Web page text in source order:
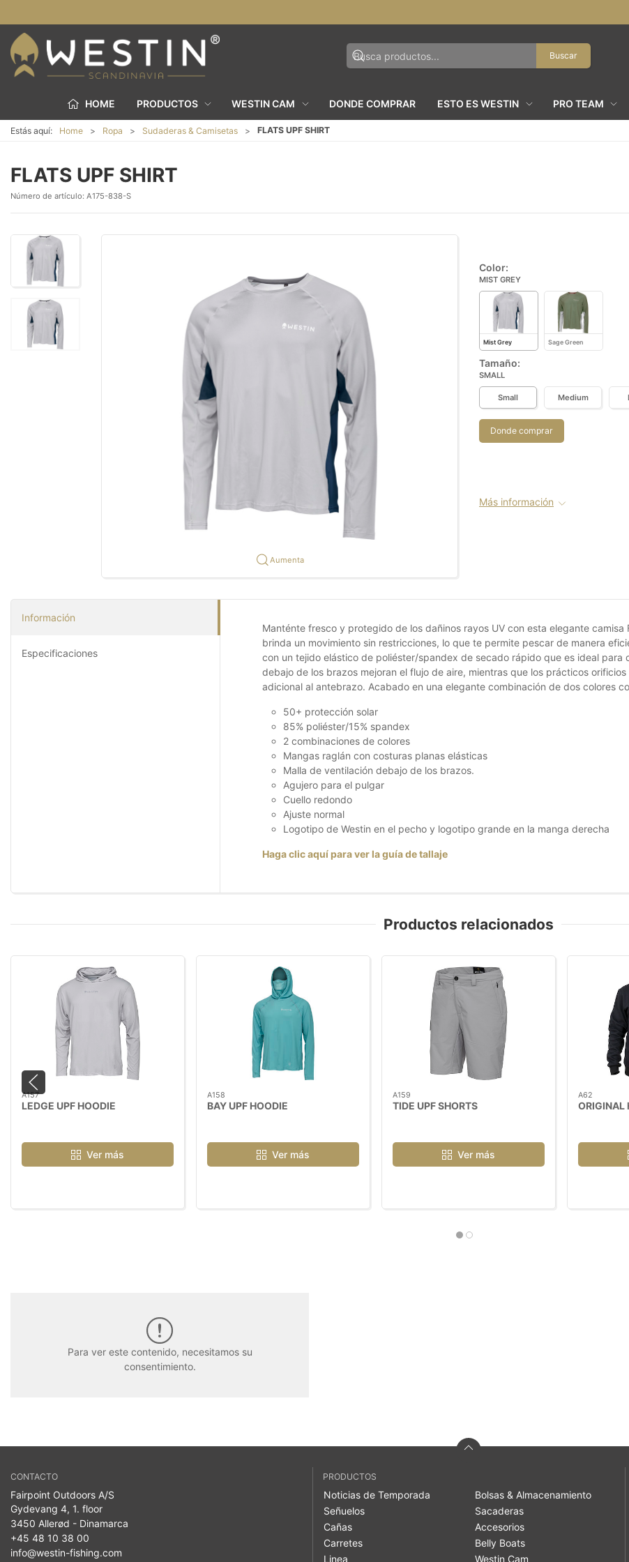
Buscar
HOME PRODUCTOS WESTIN CAM DONDE COMPRAR ESTO ES WESTIN PRO TEAM
Estás aquí: Home Ropa Sudaderas & Camisetas FLATS UPF SHIRT
FLATS UPF SHIRT
Número de artículo: A175-838-S
Aumenta
Color:
MIST GREY
Mist Grey Sage Green
Tamaño:
SMALL
Small Medium
Donde comprar
Más información
Información
Especificaciones
Manténte fresco y protegido de los dañinos rayos UV con esta elegante
brinda un movimiento sin restricciones, lo que te permite pescar de manera
con un tejido elástico de poliéster/spandex de secado rápido que es ideal para
debajo de los brazos mejoran el flujo de aire, mientras que los prácticos
adicional al antebrazo. Acabado en una elegante combinación de dos colores
50+ protección solar
85% poliéster/15% spandex
2 combinaciones de colores
Mangas raglán con costuras planas elásticas
Malla de ventilación debajo de los brazos.
Agujero para el pulgar
Cuello redondo
Ajuste normal
Logotipo de Westin en el pecho y logotipo grande en la manga derecha
Haga clic aquí para ver la guía de tallaje
Productos relacionados
A157
LEDGE UPF HOODIE
Ver más
A158
BAY UPF HOODIE
Ver más
A159
TIDE UPF SHORTS
Ver más
A62
ORIGINAL
Para ver este contenido, necesitamos su
consentimiento.
CONTACTO
Fairpoint Outdoors A/S
Gydevang 4, 1. floor
3450 Allerød - Dinamarca
+45 48 10 38 00
info@westin-fishing.com
PRODUCTOS
Noticias de Temporada
Señuelos
Cañas
Carretes
Linea
Bolsas & Almacenamiento
Sacaderas
Accesorios
Belly Boats
Westin Cam